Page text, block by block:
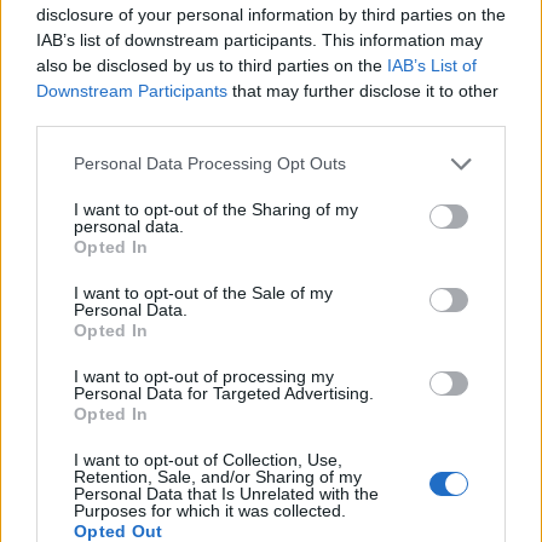
disclosure of your personal information by third parties on the
IAB’s list of downstream participants. This information may
also be disclosed by us to third parties on the IAB’s List of
Downstream Participants that may further disclose it to other
Personal Data Processing Opt Outs
I want to opt-out of the Sharing of my
personal data.
Opted In
I want to opt-out of the Sale of my
Personal Data.
Opted In
I want to opt-out of processing my
Personal Data for Targeted Advertising.
Opted In
I want to opt-out of Collection, Use,
Retention, Sale, and/or Sharing of my
Personal Data that Is Unrelated with the
Purposes for which it was collected.
Opted Out
T ropical Salou
Tropical Salou